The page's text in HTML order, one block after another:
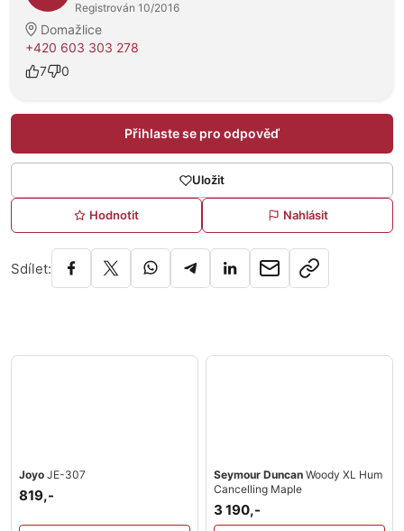
Registrován 10/2016
Domažlice
+420 603 303 278
7
0
Přihlaste se pro odpověď
Uložit
Hodnotit Nahlásit
Sdílet:
Joyo JE-307
819,-
Seymour Duncan Woody XL Hum
Cancelling Maple
3 190,-